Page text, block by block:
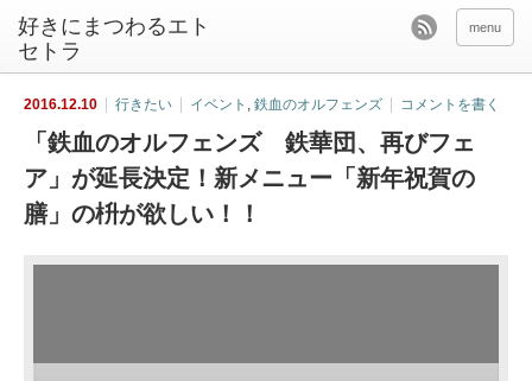
好きにまつわるエト
セトラ
menu
2016.12.10 行きたい イベント , 鉄血のオルフェンズ コメントを書く
「鉄血のオルフェンズ 鉄華団、再びフェ
ア」が延長決定！新メニュー「新年祝賀の
膳」の枡が欲しい！！